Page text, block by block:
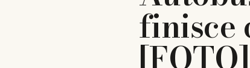
finisce
[FOTO]